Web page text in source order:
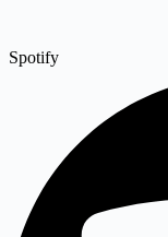
Spotify